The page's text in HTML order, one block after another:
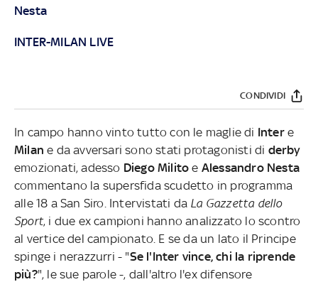
Nesta
INTER-MILAN LIVE
CONDIVIDI
In campo hanno vinto tutto con le maglie di Intere
Milan e da avversari sono stati protagonisti di derby
emozionati, adesso Diego Milito e Alessandro Nesta
commentano la supersfida scudetto in programma
alle 18 a San Siro. Intervistati da La Gazzetta dello
Sport, i due ex campioni hanno analizzato lo scontro
al vertice del campionato. E se da un lato il Principe
spinge i nerazzurri - "Se l'Inter vince, chi la riprende
più?", le sue parole -, dall'altro l'ex difensore